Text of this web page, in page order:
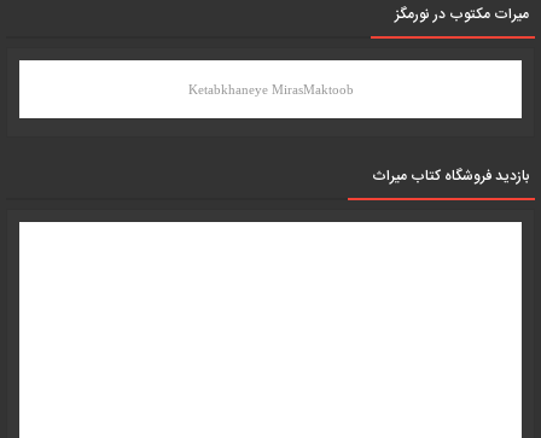
میرات مکتوب در نورمگز
Ketabkhaneye MirasMaktoob
بازدید فروشگاه کتاب میراث